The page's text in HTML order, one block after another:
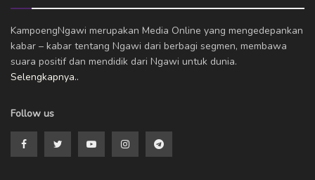
KampoengNgawi merupakan Media Online yang mengedepankan
kabar – kabar tentang Ngawi dari berbagi segmen, membawa
suara positif dan mendidik dari Ngawi untuk dunia.
Selengkapnya..
Follow us